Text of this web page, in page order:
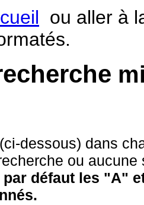
ou aller à
dessous) dans
ou aucune
par défaut les "A"